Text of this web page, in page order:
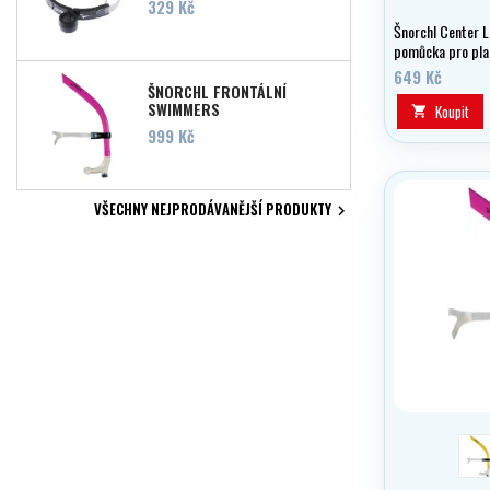
Cena
329 Kč
ŠNORCHL FRONTÁLNÍ
SWIMMERS
Cena
999 Kč
VŠECHNY NEJPRODÁVANĚJŠÍ PRODUKTY 
Šnorchl Center
pomůcka pro
které se můžete
zdokonalení
649 Kč
 Koupit